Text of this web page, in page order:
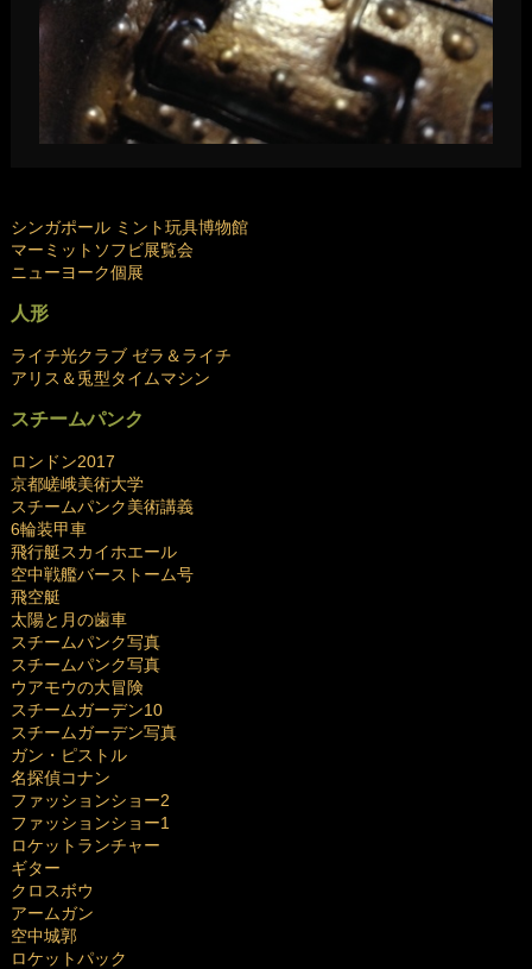
シンガポール ミント玩具博物館
マーミットソフビ展覧会
ニューヨーク個展
人形
ライチ光クラブ ゼラ＆ライチ
アリス＆兎型タイムマシン
スチームパンク
ロンドン2017
京都嵯峨美術大学
スチームパンク美術講義
6輪装甲車
飛行艇スカイホエール
空中戦艦バーストーム号
飛空艇
太陽と月の歯車
スチームパンク写真
スチームパンク写真
ウアモウの大冒険
スチームガーデン10
スチームガーデン写真
ガン・ピストル
名探偵コナン
ファッションショー2
ファッションショー1
ロケットランチャー
ギター
クロスボウ
アームガン
空中城郭
ロケットパック